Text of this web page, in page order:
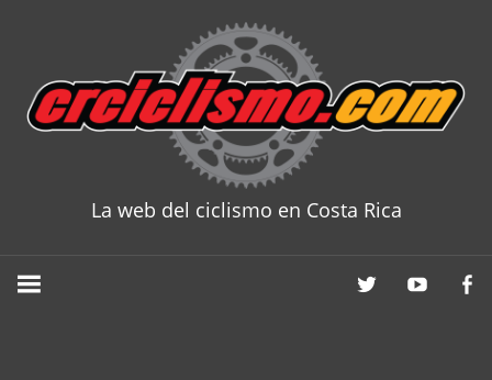
content
La web del ciclismo en Costa Rica